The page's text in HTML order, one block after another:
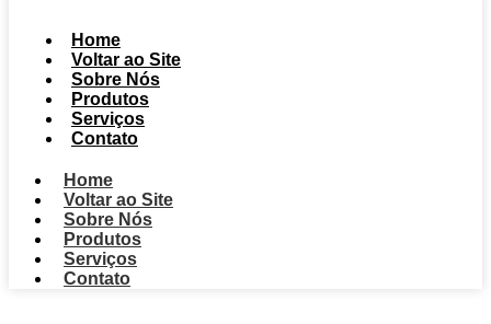
Home
Voltar ao Site
Sobre Nós
Produtos
Serviços
Contato
Home
Voltar ao Site
Sobre Nós
Produtos
Serviços
Contato